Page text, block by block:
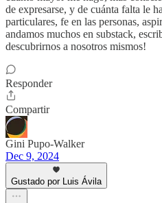
de expresarse, y de cuánta falta le
particulares, fe en las personas,
andamos muchos en substack,
descubrirnos a nosotros mismos!
Responder
Compartir
Gini Pupo-Walker
Dec 9, 2024
Gustado por Luis Ávila